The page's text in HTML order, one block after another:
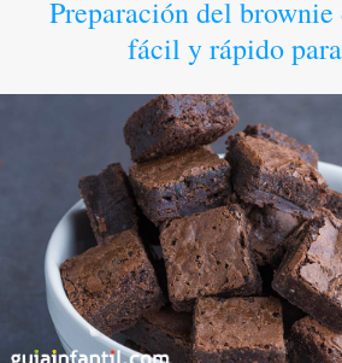
Preparación del
fácil y rápido